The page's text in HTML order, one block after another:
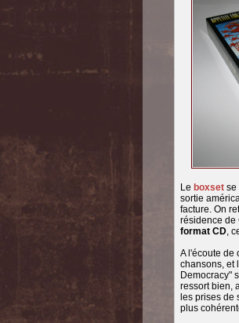
Le boxset se
sortie
facture. On
résidence de
format CD ,
A l'écoute de
chansons, et
Democracy"
ressort bien,
les prises de
plus